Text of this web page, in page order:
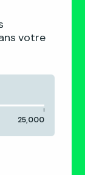
votre
25,000